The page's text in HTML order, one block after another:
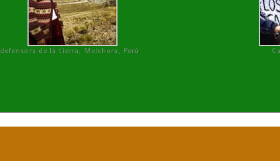
defensora de la tierra, Melchora, Perú